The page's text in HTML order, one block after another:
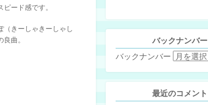
ード感です。
（きーしゃきーしゃし
曲。
バックナンバー
バックナンバー
最近のコメント